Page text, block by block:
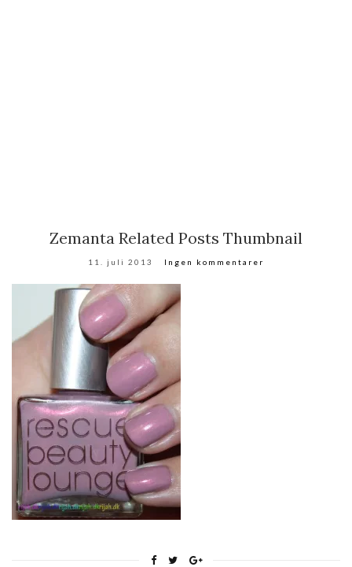
Zemanta Related Posts Thumbnail
11. juli 2013 Ingen kommentarer